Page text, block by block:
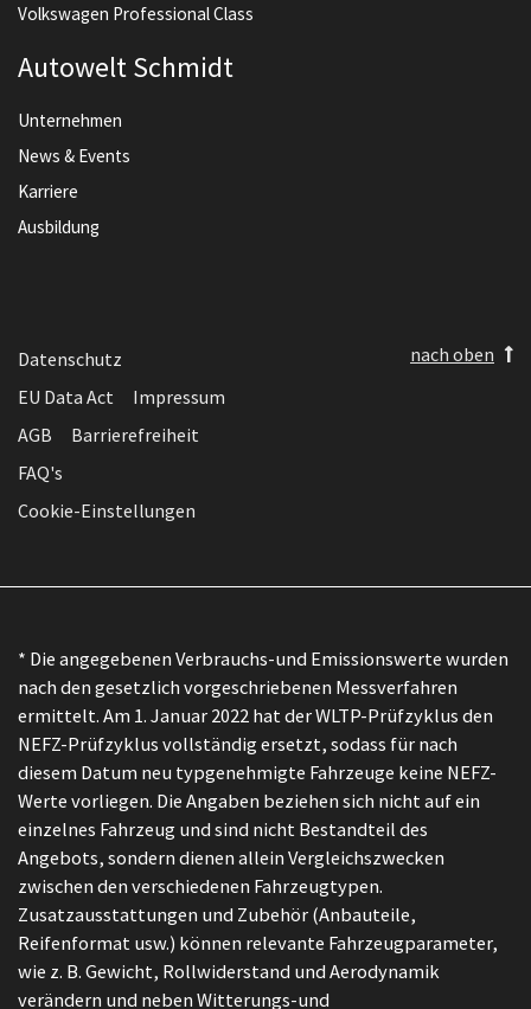
Volkswagen Professional Class
Autowelt Schmidt
Unternehmen
News & Events
Karriere
Ausbildung
Datenschutz
EU Data Act
Impressum
AGB
Barrierefreiheit
FAQ's
Cookie-Einstellungen
nach oben
* Die angegebenen Verbrauchs-und Emissionswerte wurden
nach den gesetzlich vorgeschriebenen Messverfahren
ermittelt. Am 1. Januar 2022 hat der WLTP-Prüfzyklus den
NEFZ-Prüfzyklus vollständig ersetzt, sodass für nach
diesem Datum neu typgenehmigte Fahrzeuge keine NEFZ-
Werte vorliegen. Die Angaben beziehen sich nicht auf ein
einzelnes Fahrzeug und sind nicht Bestandteil des
Angebots, sondern dienen allein Vergleichszwecken
zwischen den verschiedenen Fahrzeugtypen.
Zusatzausstattungen und Zubehör (Anbauteile,
Reifenformat usw.) können relevante Fahrzeugparameter,
wie z. B. Gewicht, Rollwiderstand und Aerodynamik
verändern und neben Witterungs-und